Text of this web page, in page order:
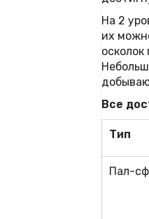
На 2
их
Все
Тип
Пал-